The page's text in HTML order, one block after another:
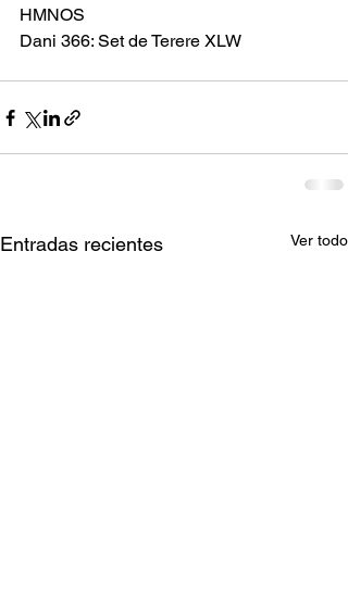
HMNOS
Dani 366: Set de Terere XLW
Entradas recientes Ver todo